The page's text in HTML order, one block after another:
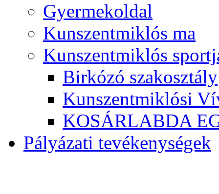
Gyermekoldal
Kunszentmiklós ma
Kunszentmiklós
Birkózó szakosztály
Kunszentmiklósi
KOSÁRLABDA
Pályázati tevékenységek